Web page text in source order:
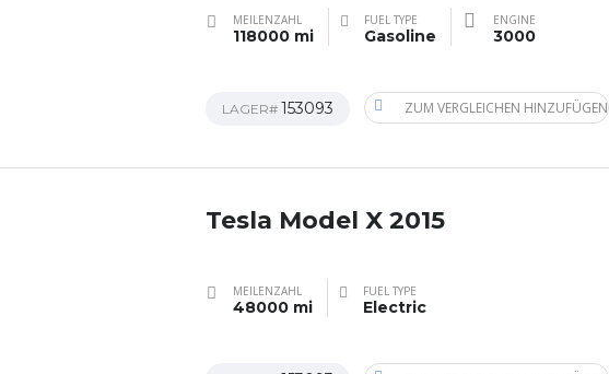
MEILENZAHL
118000 mi
FUEL TYPE
Gasoline
ENGINE
3000
LAGER# 153093 ZUM VERGLEICHEN HINZUFÜGEN
Tesla Model X 2015
MEILENZAHL
48000 mi
FUEL TYPE
Electric